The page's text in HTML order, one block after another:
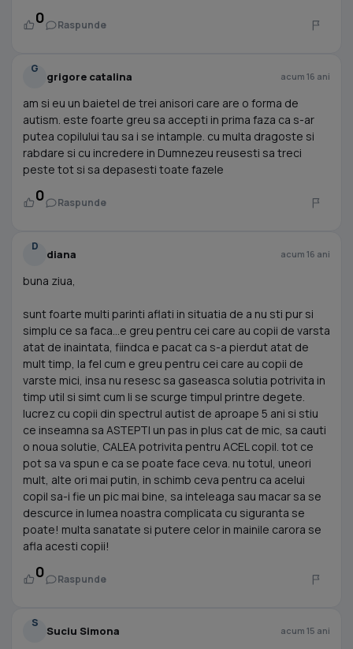
0 Raspunde
G
grigore catalina acum 16 ani
am si eu un baietel de trei anisori care are o forma de
autism. este foarte greu sa accepti in prima faza ca s-ar
putea copilului tau sa i se intample. cu multa dragoste si
rabdare si cu incredere in Dumnezeu reusesti sa treci
peste tot si sa depasesti toate fazele
0 Raspunde
D
diana acum 16 ani
buna ziua,
sunt foarte multi parinti aflati in situatia de a nu sti pur si
simplu ce sa faca...e greu pentru cei care au copii de varsta
atat de inaintata, fiindca e pacat ca s-a pierdut atat de
mult timp, la fel cum e greu pentru cei care au copii de
varste mici, insa nu resesc sa gaseasca solutia potrivita in
timp util si simt cum li se scurge timpul printre degete.
lucrez cu copii din spectrul autist de aproape 5 ani si stiu
ce inseamna sa ASTEPTI un pas in plus cat de mic, sa cauti
o noua solutie, CALEA potrivita pentru ACEL copil. tot ce
pot sa va spun e ca se poate face ceva. nu totul, uneori
mult, alte ori mai putin, in schimb ceva pentru ca acelui
copil sa-i fie un pic mai bine, sa inteleaga sau macar sa se
descurce in lumea noastra complicata cu siguranta se
poate! multa sanatate si putere celor in mainile carora se
afla acesti copii!
0 Raspunde
S
Suciu Simona acum 15 ani